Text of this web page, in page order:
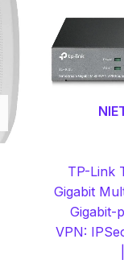
TP-Link
Gigabit
Gigabit-
VPN: